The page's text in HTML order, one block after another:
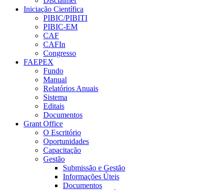
Iniciação Científica
PIBIC/PIBITI
PIBIC-EM
CAF
CAFIn
Congresso
FAEPEX
Fundo
Manual
Relatórios Anuais
Sistema
Editais
Documentos
Grant Office
O Escritório
Oportunidades
Capacitação
Gestão
Submissão e Gestão
Informações Úteis
Documentos